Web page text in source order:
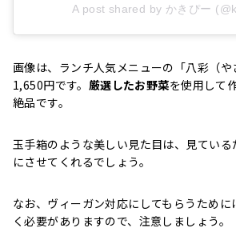
A post shared by かきぴー
画像は、ランチ人気メニューの「八彩（
1,650円です。 厳選したお野菜を使用して
絶品です。
玉手箱のような美しい見た目は、見ている
にさせてくれるでしょう。
なお、ヴィーガン対応にしてもらうために
く必要がありますので、注意しましょう。